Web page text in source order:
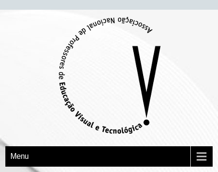
APEVT
Associação Nacional de Professores de Educação Visual e Tecnológica
Menu